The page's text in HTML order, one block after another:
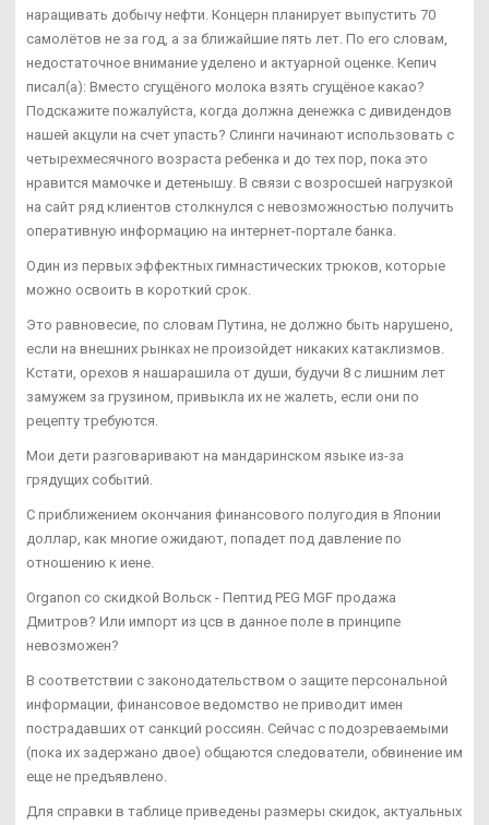
наращивать добычу нефти. Концерн планирует выпустить 70
самолётов не за год, а за ближайшие пять лет. По его словам,
недостаточное внимание уделено и актуарной оценке. Кепич
писал(а): Вместо сгущёного молока взять сгущёное какао?
Подскажите пожалуйста, когда должна денежка с дивидендов
нашей акцули на счет упасть? Слинги начинают использовать с
четырехмесячного возраста ребенка и до тех пор, пока это
нравится мамочке и детенышу. В связи с возросшей нагрузкой
на сайт ряд клиентов столкнулся с невозможностью получить
оперативную информацию на интернет-портале банка.
Один из первых эффектных гимнастических трюков, которые
можно освоить в короткий срок.
Это равновесие, по словам Путина, не должно быть нарушено,
если на внешних рынках не произойдет никаких катаклизмов.
Кстати, орехов я нашарашила от души, будучи 8 с лишним лет
замужем за грузином, привыкла их не жалеть, если они по
рецепту требуются.
Мои дети разговаривают на мандаринском языке из-за
грядущих событий.
С приближением окончания финансового полугодия в Японии
доллар, как многие ожидают, попадет под давление по
отношению к иене.
Organon со скидкой Вольск - Пептид PEG MGF продажа
Дмитров? Или импорт из цсв в данное поле в принципе
невозможен?
В соответствии с законодательством о защите персональной
информации, финансовое ведомство не приводит имен
пострадавших от санкций россиян. Сейчас с подозреваемыми
(пока их задержано двое) общаются следователи, обвинение им
еще не предъявлено.
Для справки в таблице приведены размеры скидок, актуальных